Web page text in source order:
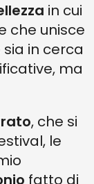
in cui
che unisce
in cerca
ma
, che si
le
fatto di